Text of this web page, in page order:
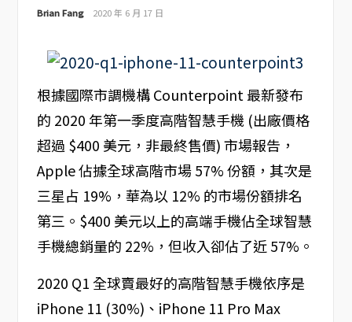
Brian Fang 2020 年 6 月 17 日
根據國際市調機構 Counterpoint 最新發布
的 2020 年第一季度高階智慧手機 (出廠價格
超過 $400 美元，非最終售價) 市場報告，
Apple 佔據全球高階市場 57% 份額，其次是
三星占 19%，華為以 12% 的市場份額排名
第三。$400 美元以上的高端手機佔全球智慧
手機總銷量的 22%，但收入卻佔了近 57%。
2020 Q1 全球賣最好的高階智慧手機依序是
iPhone 11 (30%)、iPhone 11 Pro Max